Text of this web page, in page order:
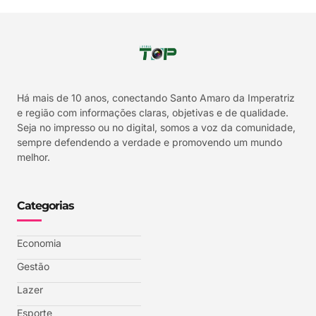
Há mais de 10 anos, conectando Santo Amaro da Imperatriz
e região com informações claras, objetivas e de qualidade.
Seja no impresso ou no digital, somos a voz da comunidade,
sempre defendendo a verdade e promovendo um mundo
melhor.
Categorias
Economia
Gestão
Lazer
Esporte